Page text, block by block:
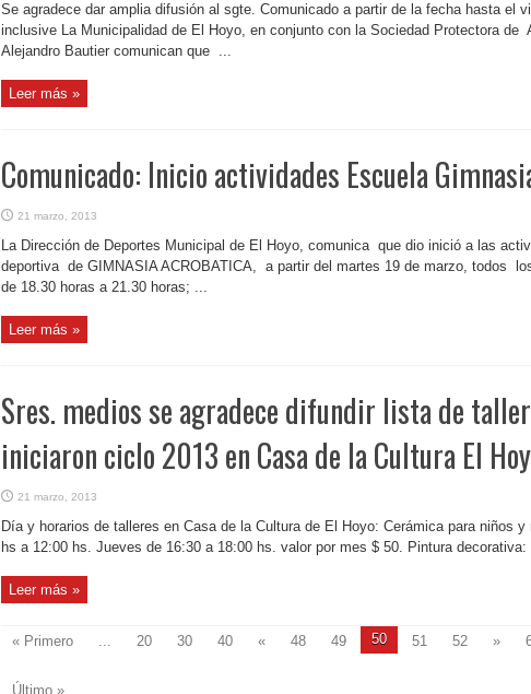
Se agradece dar amplia difusión al sgte. Comunicado a partir de la fecha hasta el
inclusive La Municipalidad de El Hoyo, en conjunto con la Sociedad Protectora de
Alejandro Bautier comunican que ...
Leer más »
Comunicado: Inicio actividades Escuela
21 marzo, 2013
La Dirección de Deportes Municipal de El Hoyo, comunica que dio inició a las
deportiva de GIMNASIA ACROBATICA, a partir del martes 19 de marzo, todos
de 18.30 horas a 21.30 horas; ...
Leer más »
Sres. medios se agradece difundir lista de
iniciaron ciclo 2013 en Casa de la Cultura El
21 marzo, 2013
Día y horarios de talleres en Casa de la Cultura de El Hoyo: Cerámica para niños
hs a 12:00 hs. Jueves de 16:30 a 18:00 hs. valor por mes $ 50. Pintura
Leer más »
« Primero ... 20 30 40 « 48 49 50 51 52 »
Último »